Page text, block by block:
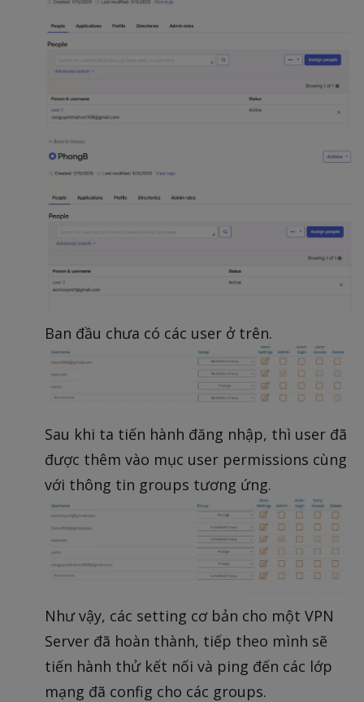
Ban đầu chưa có các user ở trên.
Sau khi ta tiến hành đăng nhập, thì user đã
được thêm vào mục user permissions cùng
với thông tin groups tương ứng.
Như vậy, các setting cơ bản cho một VPN
Server đã hoàn thành, tiếp theo mình sẽ
tiến hành thử kết nối và ping đến các lớp
mạng đã config cho các groups.